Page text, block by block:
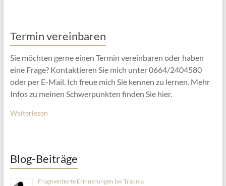
Termin vereinbaren
Sie möchten gerne einen Termin vereinbaren oder haben
eine Frage? Kontaktieren Sie mich unter 0664/2404580
oder per E-Mail. Ich freue mich Sie kennen zu lernen. Mehr
Infos zu meinen Schwerpunkten finden Sie hier.
Weiterlesen
Blog-Beiträge
Fragmentierte Erinnerungen bei Trauma